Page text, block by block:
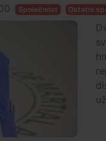
Společnost Ostatní